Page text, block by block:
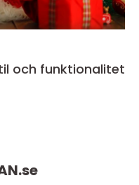
och funktionalitet
se